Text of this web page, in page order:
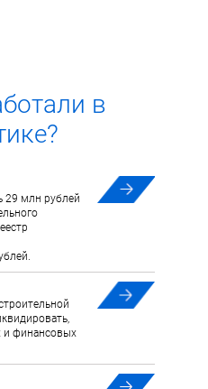
в
29 млн рублей
и финансовых